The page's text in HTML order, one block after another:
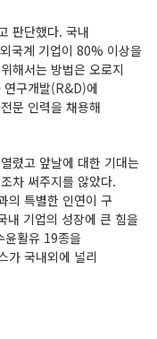
판단했다. 국내
국계 기업이 80% 이상을
해서는 방법은 오로지
연구개발(R&D)에
문 인력을 채용해
렸고 앞날에 대한 기대는
차 써주지를 않았다.
의 특별한 인연이 구
내 기업의 성장에 큰 힘을
윤활유 19종을
가 국내외에 널리